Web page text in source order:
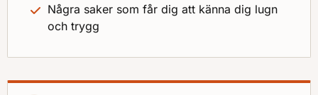
Några saker som får dig att känna dig lugn
och trygg